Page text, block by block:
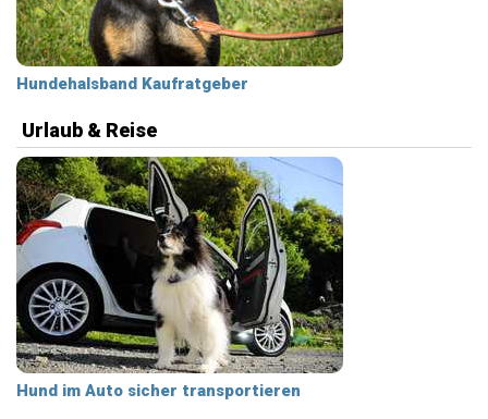
Hundehalsband Kaufratgeber
Urlaub & Reise
Hund im Auto sicher transportieren